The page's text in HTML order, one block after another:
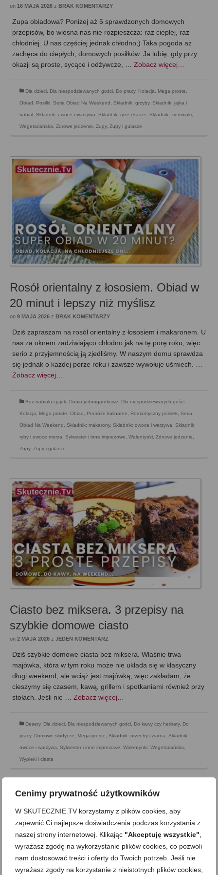
Cenimy prywatność użytkowników
W SKUTECZNIE.TV korzystamy z plików cookies, aby
zapewnić Ci najlepsze doświadczenia podczas korzystania z
naszej strony internetowej. Klikając "Akceptuję wszystkie"
wyrażasz zgodę na wykorzystanie plików cookies, co pozwoli
nam dostosować treści i oferty do Twoich potrzeb. Jeśli nie
wyrażasz zgody na korzystanie z nieistotnych plików cookies,
on 16 MAJA 2026 z BRAK KOMENTARZY
Zupa obiadowa? Poniżej aż 5 sprawdzonych domowych
przepisów, bo wiosna nas nie rozpieszcza: raz cieplej, raz
chłodniej. U nas częściej jednak chłodno;) Taka pogoda aż
zachęca do ciepłych, domowych posiłków. Ja lubię, gdy przy
okazji są proste, sycące i odżywcze, … Zobacz więcej…
Dla dzieci Dla niespodziewanych gości Do pracy, Kolacja Mega proste
Obiad Posiłki Seria Obiad Na Weekend Składnik: grzyby, Składnik: jajka i
nabiał Składnik: owoce i warzywa Składnik: ryże i kasze Składnik: ziemniaki
Wegetariańska Zdrowe jedzenie Zupy, Zupy i gulasze
Rosół orientalny z łososiem. Obiad w
20 minut i lepszy niż myślisz
on 9 MAJA 2026 z BRAK KOMENTARZY
Dziś zapraszam na rosół orientalny z łososiem i makaronem. U
nas za oknem zadziwiająco chłodno jak na tę porę roku, więc
serio z przyjemnością ją zjedliśmy. W naszym domu sprawdza
się jednak o każdej porze roku i zawsze wywołuje uśmiech. …
Zobacz więcej…
Bez nabiału i jajek Dania jednogarnkowe Dla niespodziewanych gości
Kolacja Mega proste Obiad Podróże kulinarne Romantyczny posiłek Seria
Obiad Na Weekend Składnik: makarony, Składnik: owoce i warzywa Składnik:
ryby i owoce morza Sylwester i inne imprezowe Walentynki Zdrowe jedzenie
Zupy, Zupy i gulasze
Ciasto bez miksera. 3 przepisy na
szybkie domowe ciasto
on 2 MAJA 2026 z JEDEN KOMENTARZ
Dziś szybkie domowe ciasta bez miksera. Właśnie trwa
majówka, która w tym roku może nie układa się w klasyczny
długi weekend, ale wciąż jest majówką, więc zakładam, że
cieszymy się czasem, kawą, grillem i spotkaniami również przy
stołach. Jeśli nie … Zobacz więcej…
Desery, Dla dzieci, Dla niespodziewanych gości, Do kawy czy herbaty, Do
pracy, Domowe słodycze, Mega proste, Składnik: orzechy i ziarna, Składnik:
owoce i warzywa, Sylwester i inne imprezowe, Walentynki, Wegetariańska,
Wypieki i ciasta